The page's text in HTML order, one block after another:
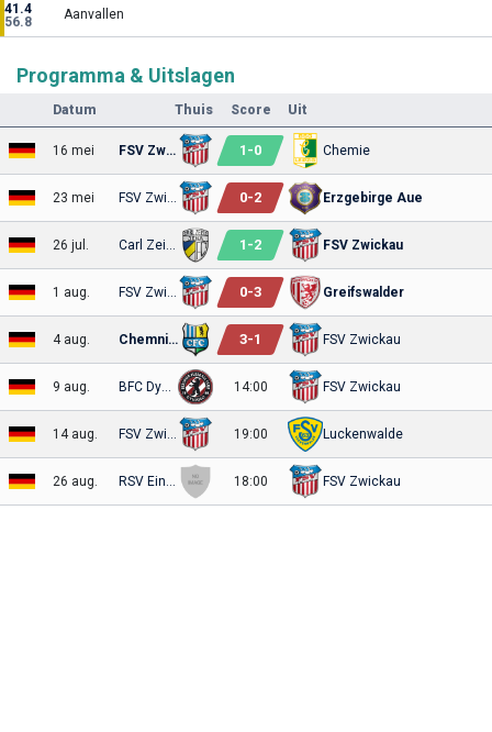
41.4
56.8
Aanvallen
Programma & Uitslagen
Datum Thuis Score Uit
16 mei FSV Zwickau 1 -0 Chemie
23 mei FSV Zwickau 0-2 Erzgebirge Aue
26 jul. Carl Zeiss 1 -2 FSV Zwickau
1 aug. FSV Zwickau 0-3 Greifswalder
4 aug. Chemnitzer 3-1 FSV Zwickau
9 aug. BFC Dynamo 14:00 FSV Zwickau
14 aug. FSV Zwickau 19:00 Luckenwalde
26 aug. RSV Eintracht 18:00 FSV Zwickau